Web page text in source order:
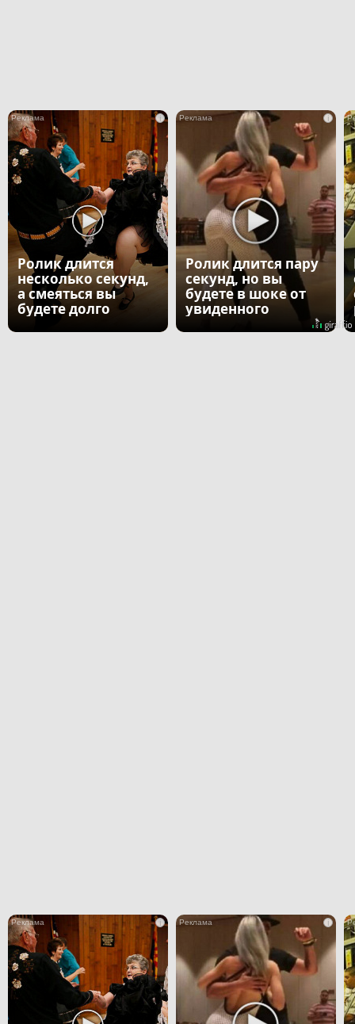
i
Ролик длится
несколько секунд,
а смеяться вы
будете долго
i
Ролик длится пару
секунд, но вы
будете в шоке от
увиденного
i i